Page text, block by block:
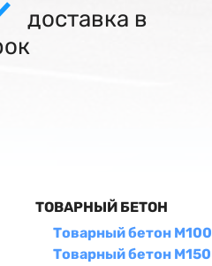
доставка в
ТОВАРНЫЙ БЕТОН
Товарный бетон М100
Товарный бетон М150